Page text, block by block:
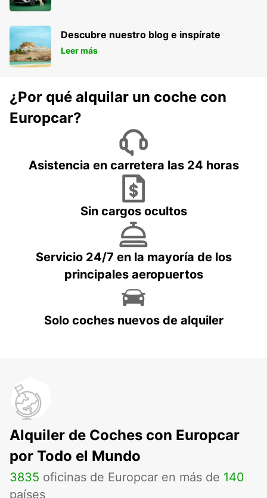
Descubre nuestro blog e inspírate
Leer más
¿Por qué alquilar un coche con
Europcar?
Asistencia en carretera las 24 horas
Sin cargos ocultos
Servicio 24/7 en la mayoría de los
principales aeropuertos
Solo coches nuevos de alquiler
Alquiler de Coches con Europcar
por Todo el Mundo
3835 oficinas de Europcar en más de 140
países